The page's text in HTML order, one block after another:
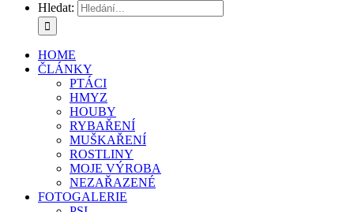
Hledat:
HOME
ČLÁNKY
PTÁCI
HMYZ
HOUBY
RYBAŘENÍ
MUŠKAŘENÍ
ROSTLINY
MOJE VÝROBA
NEZAŘAZENÉ
FOTOGALERIE